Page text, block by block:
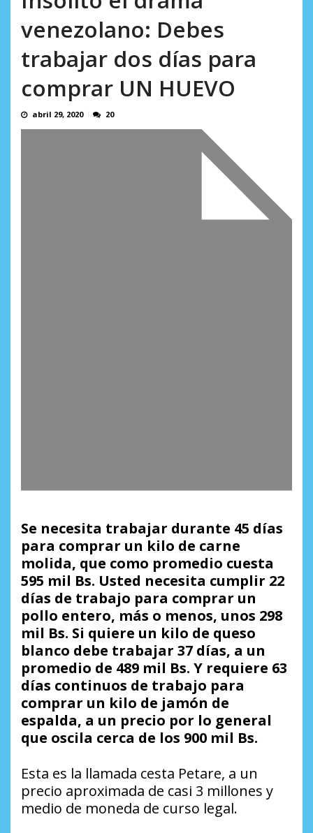
venezolano: Debes
trabajar dos días para
comprar UN HUEVO
abril 29, 2020 20
Se necesita trabajar durante 45 días
para comprar un kilo de carne
molida, que como promedio cuesta
595 mil Bs. Usted necesita cumplir 22
días de trabajo para comprar un
pollo entero, más o menos, unos 298
mil Bs. Si quiere un kilo de queso
blanco debe trabajar 37 días, a un
promedio de 489 mil Bs. Y requiere 63
días continuos de trabajo para
comprar un kilo de jamón de
espalda, a un precio por lo general
que oscila cerca de los 900 mil Bs.
Esta es la llamada cesta Petare, a un
precio aproximada de casi 3 millones y
medio de moneda de curso legal.